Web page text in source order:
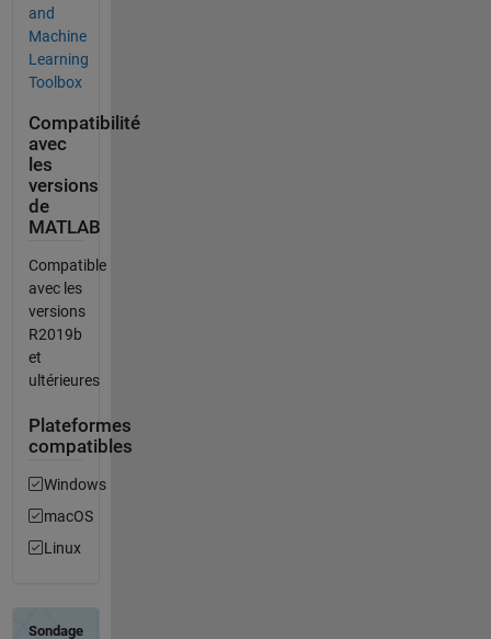
and
Machine
Learning
Toolbox
Compatibilité
avec
les
versions
de
MATLAB
Compatible
avec les
versions
R2019b
et
ultérieures
Plateformes
compatibles
Windows
macOS
Linux